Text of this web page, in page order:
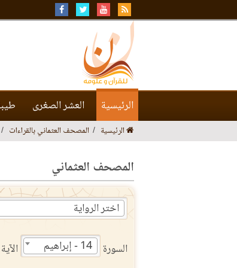
الرئيسية العشر الصغرى
الرئيسية المصحف العثماني بالقراءات
المصحف العثماني
اختر الرواية
السورة 14 - إبراهيم الآية